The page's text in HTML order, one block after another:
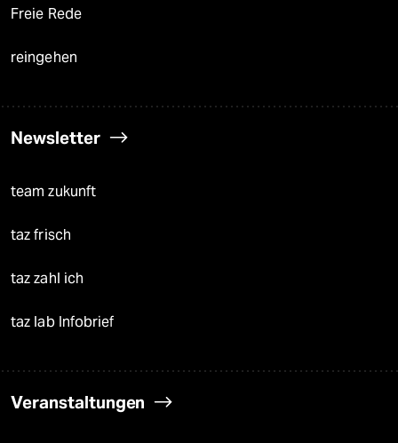
Freie Rede
reingehen
Newsletter
team zukunft
taz frisch
taz zahl ich
taz lab Infobrief
Veranstaltungen